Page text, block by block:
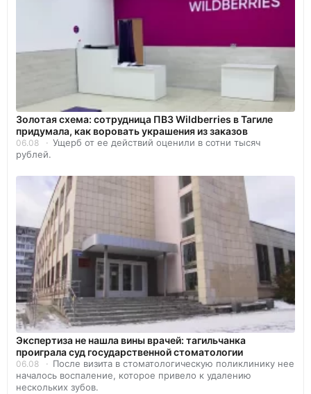
Золотая схема: сотрудница ПВЗ Wildberries в Тагиле
придумала, как воровать украшения из заказов
06.08
Ущерб от ее действий оценили в сотни тысяч
рублей.
Экспертиза не нашла вины врачей: тагильчанка
проиграла суд государственной стоматологии
06.08
После визита в стоматологическую поликлинику нее
началось воспаление, которое привело к удалению
нескольких зубов.